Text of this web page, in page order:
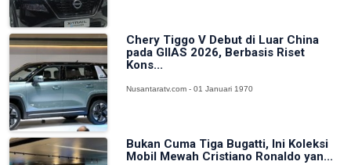
Chery Tiggo V Debut di Luar China
pada GIIAS 2026, Berbasis Riset
Kons...
Nusantaratv.com - 01 Januari 1970
Bukan Cuma Tiga Bugatti, Ini Koleksi
Mobil Mewah Cristiano Ronaldo yan...